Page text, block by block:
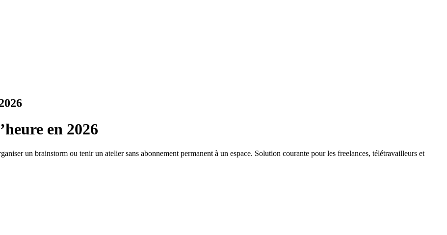
en 2026
un brainstorm ou tenir un atelier sans abonnement permanent à un espace. Solution courante pour les freelances, télétravailleurs et